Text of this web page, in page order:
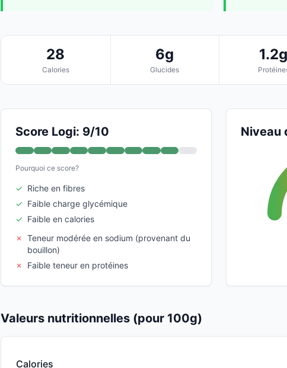
28
Calories
6g
Glucides
1.2g
Score Logi: 9/10
Pourquoi ce score?
✓ Riche en fibres
✓ Faible charge glycémique
✓ Faible en calories
✗ Teneur modérée en sodium (provenant du
bouillon)
✗
Faible teneur en protéines
Niveau
Valeurs nutritionnelles (pour 100g)
Calories